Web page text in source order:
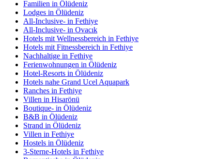
Familien in Ölüdeniz
Lodges in Ölüdeniz
All-Inclusive- in Fethiye
All-Inclusive- in Ovacık
Hotels mit Wellnessbereich in Fethiye
Hotels mit Fitnessbereich in Fethiye
Nachhaltige in Fethiye
Ferienwohnungen in Ölüdeniz
Hotel-Resorts in Ölüdeniz
Hotels nahe Grand Ucel Aquapark
Ranches in Fethiye
Villen in Hisarönü
Boutique- in Ölüdeniz
B&B in Ölüdeniz
Strand in Ölüdeniz
Villen in Fethiye
Hostels in Ölüdeniz
3-Sterne-Hotels in Fethiye